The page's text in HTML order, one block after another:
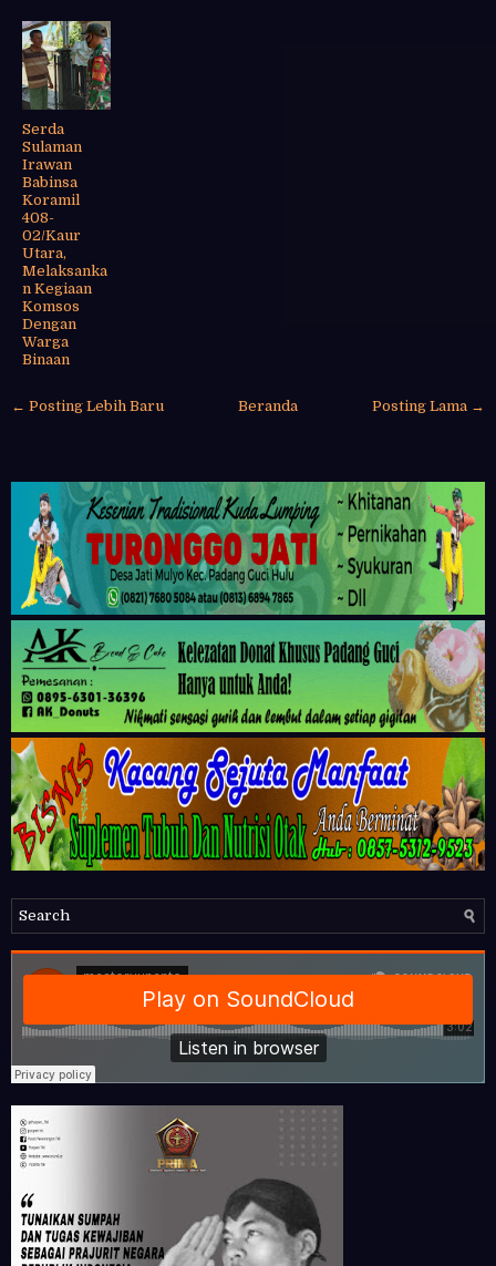
Serda
Sulaman
Irawan
Babinsa
Koramil
408-
02/Kaur
Utara,
Melaksanka
n Kegiaan
Komsos
Dengan
Warga
Binaan
← Posting Lebih Baru Posting Lama →
Beranda